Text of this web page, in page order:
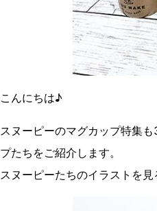
こんにちは♪
スヌーピーのマグカップ特集
プたちをご紹介します。
スヌーピーたちのイラストを